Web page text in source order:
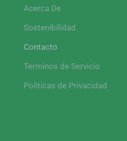
Acerca De
Sostenibilidad
Contacto
Terminos de Servicio
Politicas de Privacidad